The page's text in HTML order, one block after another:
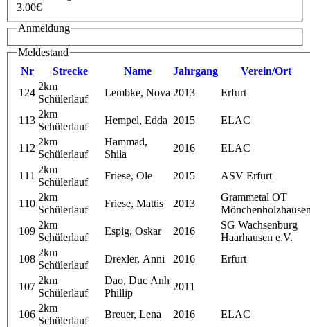
3.00€
Anmeldung
Meldestand
Nr
Strecke Name Jahrgang
Verein/Ort
124
2km
Schülerlauf
Lembke, Nova 2013 Erfurt
113
2km
Schülerlauf
Hempel, Edda 2015 ELAC
112
2km
Schülerlauf
Hammad,
Shila
2016 ELAC
111
2km
Schülerlauf
Friese, Ole 2015 ASV Erfurt
110
2km
Schülerlauf
Friese, Mattis 2013
Grammetal OT
109
2km
Schülerlauf
Espig, Oskar 2016
SG Wachsenburg
Haarhausen e.V.
108
2km
Schülerlauf
Drexler, Anni 2016 Erfurt
107
2km
Schülerlauf
Dao, Duc Anh
Phillip
2011
106
2km
Schülerlauf
Breuer, Lena 2016 ELAC